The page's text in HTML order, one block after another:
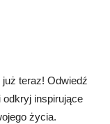
już teraz! Odwiedź
inspirujące
życia.